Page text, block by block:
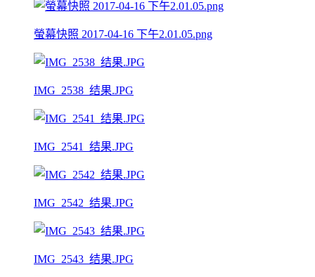
螢幕快照 2017-04-16 下午2.01.05.png
IMG_2538_结果.JPG
IMG_2541_结果.JPG
IMG_2542_结果.JPG
IMG_2543_结果.JPG